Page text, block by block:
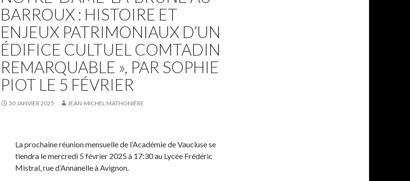
BARROUX : HISTOIRE ET
ENJEUX PATRIMONIAUX D’UN
ÉDIFICE CULTUEL COMTADIN
REMARQUABLE », PAR SOPHIE
PIOT LE 5 FÉVRIER
30 JANVIER 2025 JEAN-MICHEL MATHONIÈRE
La prochaine réunion mensuelle de l’Académie de Vaucluse se
tiendra le mercredi 5 février 2025 à 17:30 au Lycée Frédéric
Mistral, rue d’Annanelle à Avignon.